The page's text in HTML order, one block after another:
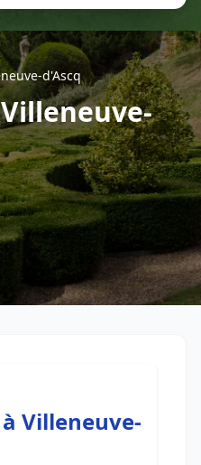
à la liste des métiers
- Service proposé parViteUnDevis.com - Vous
d'Ascq
Villeneuve-